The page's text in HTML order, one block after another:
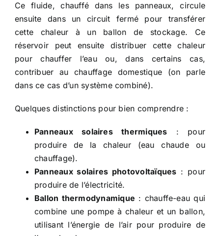
Ce fluide, chauffé dans les panneaux, circule
ensuite dans un circuit fermé pour transférer
cette chaleur à un ballon de stockage. Ce
réservoir peut ensuite distribuer cette chaleur
pour chauffer l’eau ou, dans certains cas,
contribuer au chauffage domestique (on parle
dans ce cas d’un système combiné).
Quelques distinctions pour bien comprendre :
Panneaux solaires thermiques : pour
produire de la chaleur (eau chaude ou
chauffage).
Panneaux solaires photovoltaïques : pour
produire de l’électricité.
Ballon thermodynamique : chauffe-eau qui
combine une pompe à chaleur et un ballon,
utilisant l’énergie de l’air pour produire de